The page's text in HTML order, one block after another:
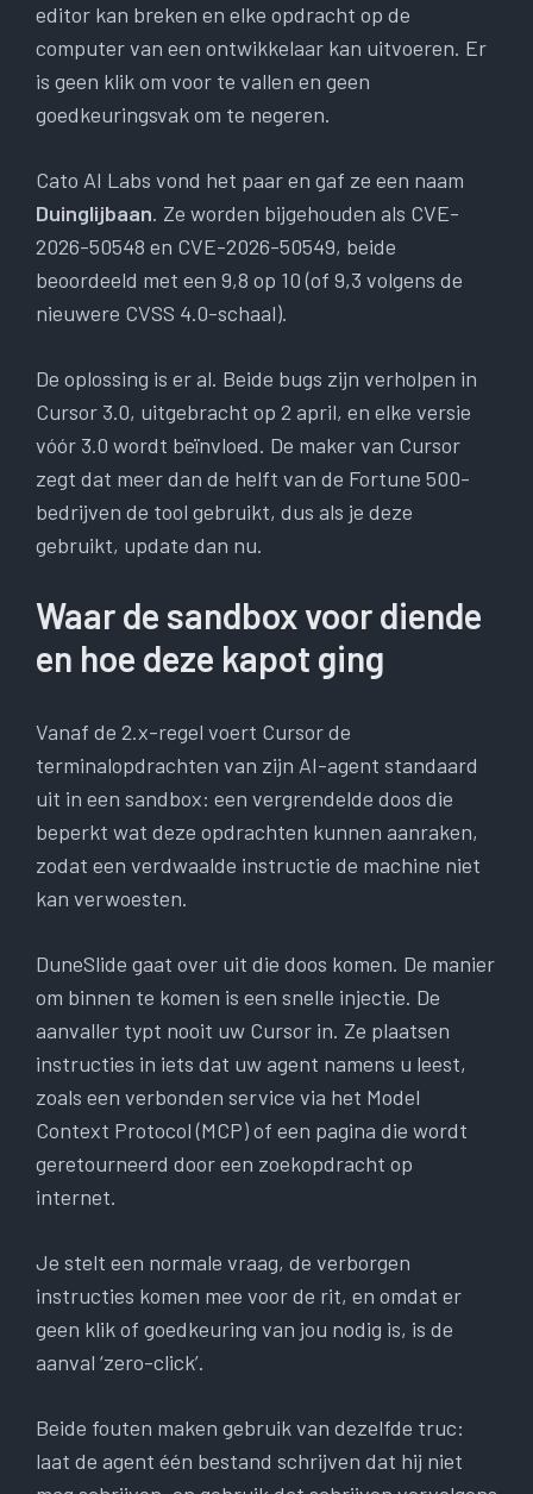
editor kan breken en elke opdracht op de
computer van een ontwikkelaar kan uitvoeren. Er
is geen klik om voor te vallen en geen
goedkeuringsvak om te negeren.
Cato AI Labs vond het paar en gaf ze een naam
Duinglijbaan. Ze worden bijgehouden als CVE-
2026-50548 en CVE-2026-50549, beide
beoordeeld met een 9,8 op 10 (of 9,3 volgens de
nieuwere CVSS 4.0-schaal).
De oplossing is er al. Beide bugs zijn verholpen in
Cursor 3.0, uitgebracht op 2 april, en elke versie
vóór 3.0 wordt beïnvloed. De maker van Cursor
zegt dat meer dan de helft van de Fortune 500-
bedrijven de tool gebruikt, dus als je deze
gebruikt, update dan nu.
Waar de sandbox voor diende
en hoe deze kapot ging
Vanaf de 2.x-regel voert Cursor de
terminalopdrachten van zijn AI-agent standaard
uit in een sandbox: een vergrendelde doos die
beperkt wat deze opdrachten kunnen aanraken,
zodat een verdwaalde instructie de machine niet
kan verwoesten.
DuneSlide gaat over uit die doos komen. De manier
om binnen te komen is een snelle injectie. De
aanvaller typt nooit uw Cursor in. Ze plaatsen
instructies in iets dat uw agent namens u leest,
zoals een verbonden service via het Model
Context Protocol (MCP) of een pagina die wordt
geretourneerd door een zoekopdracht op
internet.
Je stelt een normale vraag, de verborgen
instructies komen mee voor de rit, en omdat er
geen klik of goedkeuring van jou nodig is, is de
aanval ‘zero-click’.
Beide fouten maken gebruik van dezelfde truc:
laat de agent één bestand schrijven dat hij niet